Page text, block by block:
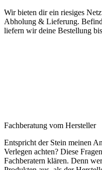
Wir bieten dir ein riesiges
Abholung & Lieferung.
liefern wir deine Bestellung
Fachberatung vom Hersteller
Entspricht der Stein meinen
Verlegen achten? Diese
Fachberatern klären. Denn